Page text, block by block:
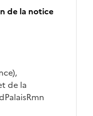
de la notice
de la